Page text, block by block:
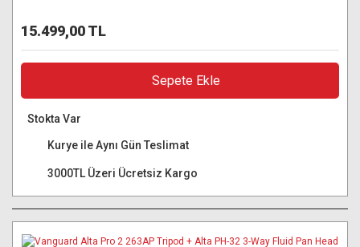
15.499,00 TL
Sepete Ekle
Stokta Var
Kurye ile Aynı Gün Teslimat
3000TL Üzeri Ücretsiz Kargo